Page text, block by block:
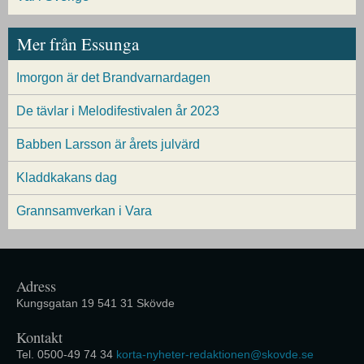
Mer från Essunga
Imorgon är det Brandvarnardagen
De tävlar i Melodifestivalen år 2023
Babben Larsson är årets julvärd
Kladdkakans dag
Grannsamverkan i Vara
Adress
Kungsgatan 19 541 31 Skövde
Kontakt
Tel. 0500-49 74 34 korta-nyheter-redaktionen@skovde.se